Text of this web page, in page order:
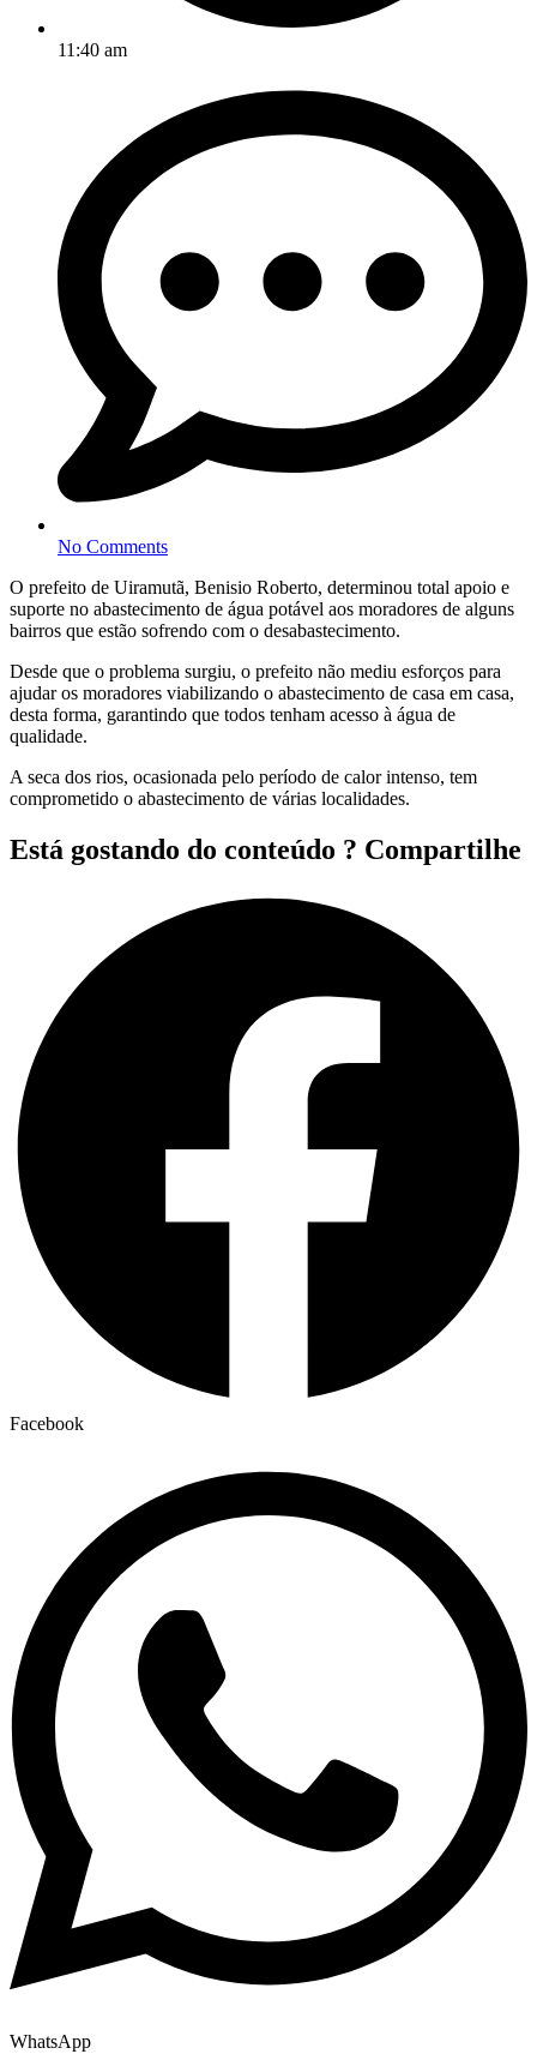
11:40 am
No Comments
O prefeito de Uiramutã, Benisio Roberto, determinou total apoio e
suporte no abastecimento de água potável aos moradores de alguns
bairros que estão sofrendo com o desabastecimento.
Desde que o problema surgiu, o prefeito não mediu esforços para
ajudar os moradores viabilizando o abastecimento de casa em casa,
desta forma, garantindo que todos tenham acesso à água de
qualidade.
A seca dos rios, ocasionada pelo período de calor intenso, tem
comprometido o abastecimento de várias localidades.
Está gostando do conteúdo ? Compartilhe
Facebook
WhatsApp